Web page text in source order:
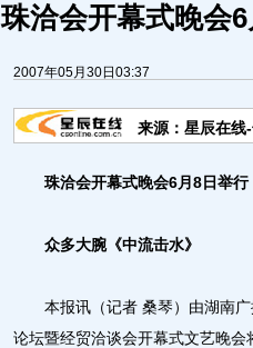
珠洽会开幕式晚会
2007年05月30日03:37
来源：星辰在线
珠洽会开幕式晚会6月8日举行
众多大腕《中流击水》
本报讯（记者 桑琴）由湖南广
论坛暨经贸洽谈会开幕式文艺晚会